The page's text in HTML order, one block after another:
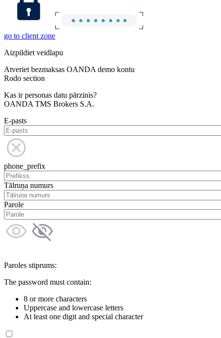
go to client zone
Aizpildiet veidlapu
Atveriet bezmaksas OANDA demo kontu
Rodo section
Kas ir personas datu pārzinis?
OANDA TMS Brokers S.A.
E-pasts
phone_prefix
Tālruņa numurs
Parole
Paroles stiprums:
The password must contain:
8 or more characters
Uppercase and lowercase letters
At least one digit and special character